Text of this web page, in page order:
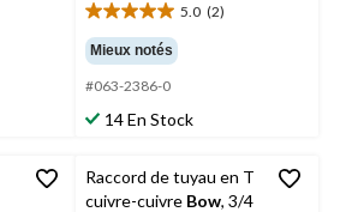
5.0 (2)
5.0
étoile(s)
sur
5.
2
Mieux notés
#063-2386-0
14 En Stock
Raccord de tuyau en T
cuivre-cuivre Bow, 3/4